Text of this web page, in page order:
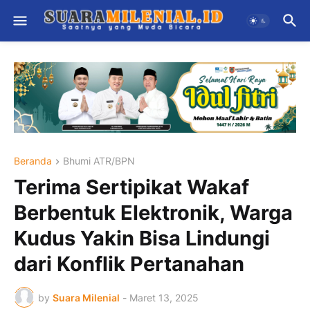
Beranda Bhumi ATR/BPN
Terima Sertipikat Wakaf
Berbentuk Elektronik, Warga
Kudus Yakin Bisa Lindungi
dari Konflik Pertanahan
by Suara Milenial - Maret 13, 2025